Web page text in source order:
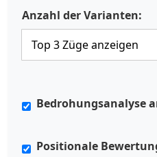
Anzahl der Varianten:
Bedrohungsanalyse
Positionale